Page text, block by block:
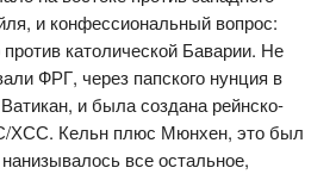
и конфессиональный вопрос:
против католической Баварии. Не
ФРГ, через папского нунция в
и была создана рейнско-
ХСС. Кельн плюс Мюнхен, это был
все остальное,